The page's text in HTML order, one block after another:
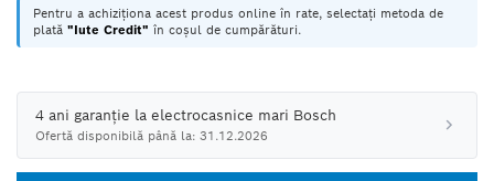
Pentru a achiziționa acest produs online în rate, selectați metoda de
plată "Iute Credit" în coșul de cumpărături.
4 ani garanție la electrocasnice mari Bosch
Ofertă disponibilă până la: 31.12.2026